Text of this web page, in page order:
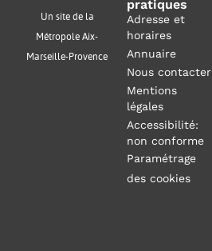
Un site de la
Métropole Aix-
Marseille-Provence
pratiques
Adresse et
horaires
Annuaire
Nous contacter
Mentions
légales
Accessibilité:
non conforme
Paramétrage
des cookies